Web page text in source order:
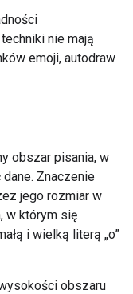
nie mają
emoji, autodraw
obszar pisania, w
Znaczenie
jego rozmiar w
w którym się
i wielką literą „o”
obszaru